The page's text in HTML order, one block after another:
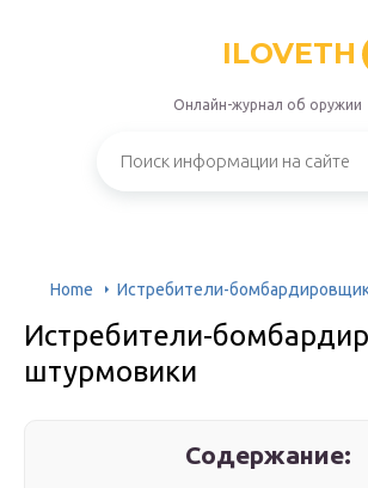
ILOVETH
Онлайн-журнал об оружии
Home Истребители-
Истребители-
штурмовики
Содержание: